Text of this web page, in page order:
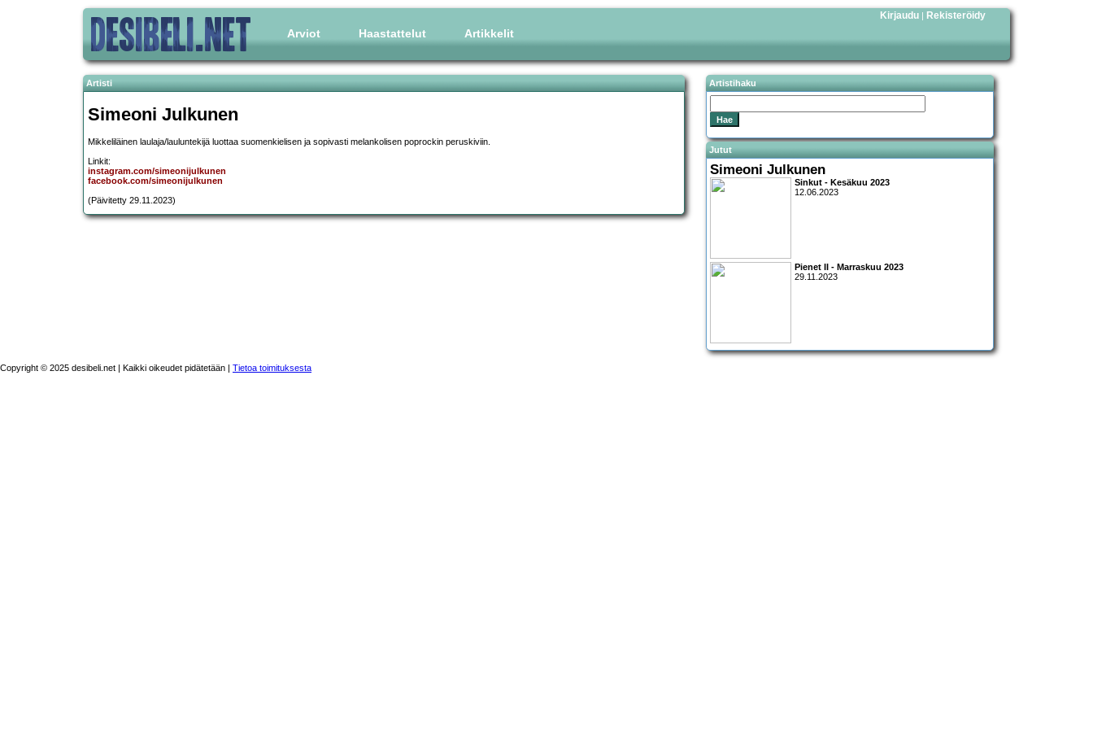
Arviot Haastattelut Artikkelit
Kirjaudu | Rekisteröidy
Artisti
Simeoni Julkunen
Mikkeliläinen laulaja/lauluntekijä luottaa suomenkielisen ja sopivasti melankolisen poprockin peruskiviin.
Linkit:
instagram.com/simeonijulkunen
facebook.com/simeonijulkunen
(Päivitetty 29.11.2023)
Artistihaku
Jutut
Simeoni Julkunen
Sinkut - Kesäkuu 2023
12.06.2023
Pienet II - Marraskuu 2023
29.11.2023
Copyright © 2025 desibeli.net | Kaikki oikeudet pidätetään | Tietoa toimituksesta